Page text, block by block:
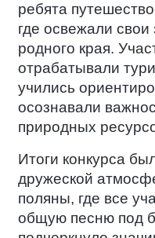
ребята
где освежали
родного края.
отрабатывали
учились
осознавали
природных
Итоги конкурса
дружеской
поляны, где все
общую песню под